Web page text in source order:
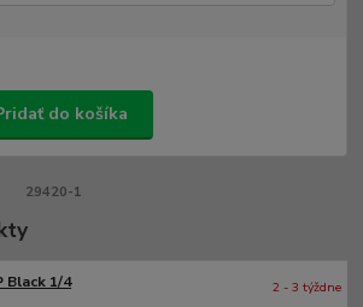
do košíka
29420-1
Black 1/4 2 - 3 týždne